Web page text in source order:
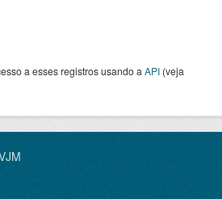
a esses registros usando a API (veja